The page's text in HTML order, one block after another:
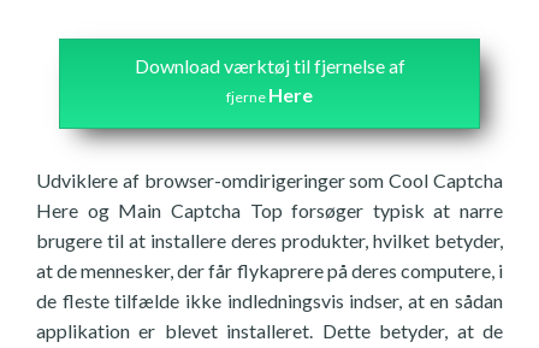
Download værktøj til fjernelse af
fjerne Here
Udviklere af browser-omdirigeringer som Cool Captcha
Here og Main Captcha Top forsøger typisk at narre
brugere til at installere deres produkter, hvilket betyder,
at de mennesker, der får flykaprere på deres computere, i
de fleste tilfælde ikke indledningsvis indser, at en sådan
applikation er blevet installeret. Dette betyder, at de